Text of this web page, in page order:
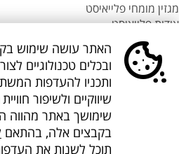
מגזין מומחי פלייאיסט
אודות פלייאיסט
סניפי flyeast בעולם
סניפי flyeast בעולם
סניף flyeast תאילנד
קישורים נוספים
ובכלים טכנולוגיים
ותכניו להעדפות
שיווקיים ולשיפור
שימושך באתר מהווה
בקבצים אלה, בהתאם
תוכל לשנות את